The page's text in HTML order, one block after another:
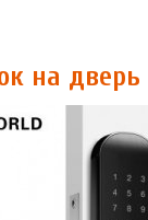
на дверь